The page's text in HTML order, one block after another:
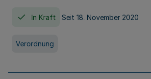
In Kraft Seit 18. November 2020
Verordnung